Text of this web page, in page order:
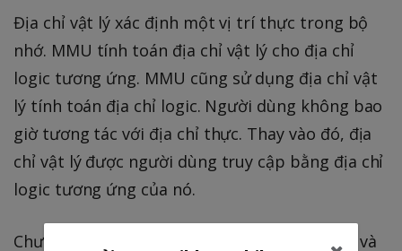
Địa chỉ vật lý xác định một vị trí thực trong bộ
nhớ. MMU tính toán địa chỉ vật lý cho địa chỉ
logic tương ứng. MMU cũng sử dụng địa chỉ vật
lý tính toán địa chỉ logic. Người dùng không bao
giờ tương tác với địa chỉ thực. Thay vào đó, địa
chỉ vật lý được người dùng truy cập bằng địa chỉ
logic tương ứng của nó.
Chương trình người dùng tạo ra địa chỉ logic và